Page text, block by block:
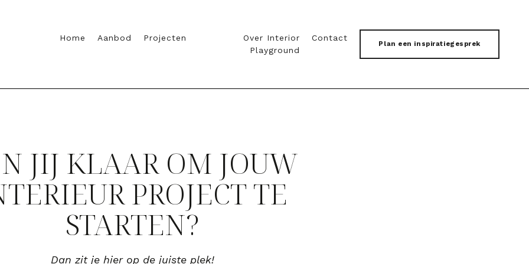
Home Aanbod Projecten
Over Interior
Playground
Contact
Plan een inspiratiegesprek
JIJ KLAAR OM JOUW
PROJECT TE
STARTEN?
Dan zit je hier op de juiste plek!